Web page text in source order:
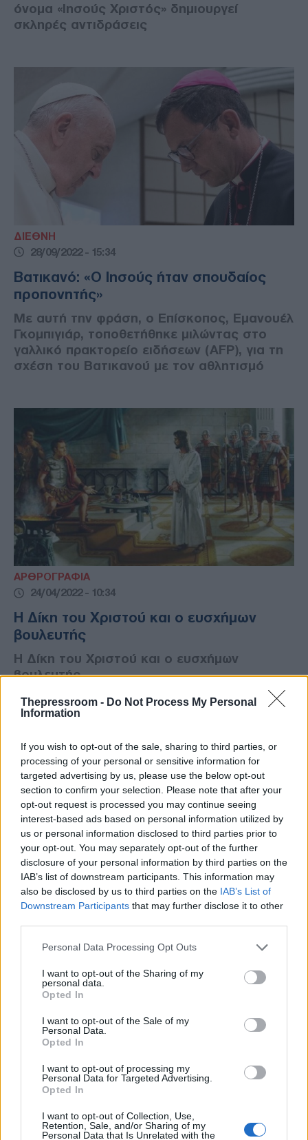
Thepressroom - Do Not Process My Personal
Information
If you wish to opt-out of the sale, sharing to third parties, or
processing of your personal or sensitive information for
targeted advertising by us, please use the below opt-out
section to confirm your selection. Please note that after your
opt-out request is processed you may continue seeing
interest-based ads based on personal information utilized by
us or personal information disclosed to third parties prior to
your opt-out. You may separately opt-out of the further
disclosure of your personal information by third parties on the
IAB’s list of downstream participants. This information may
also be disclosed by us to third parties on the IAB’s List of
Downstream Participants that may further disclose it to other
Please note that this website/app uses one or more Google
not limited to your visit or usage behaviour. You may click to
grant or deny consent to Google and its third-party tags to
use your data for below specified purposes in below Google
consent section.
Personal Data Processing Opt Outs
I want to opt-out of the Sharing of my
personal data.
Opted In
I want to opt-out of the Sale of my
Personal Data.
Opted In
I want to opt-out of processing my
Personal Data for Targeted Advertising.
Opted In
I want to opt-out of Collection, Use,
Retention, Sale, and/or Sharing of my
Personal Data that Is Unrelated with the
όνομα «Ιησούς Χριστός» δημιουργεί
σκληρές αντιδράσεις
ΔΙΕΘΝΗ
28/09/2022 - 15:34
Βατικανό: «Ο Ιησούς ήταν σπουδαίος
προπονητής»
Με αυτή την φράση, ο Επίσκοπος, Εμανουέλ
Γκομπιγιάρ, τοποθετήθηκε μιλώντας στο
γαλλικό πρακτορείο ειδήσεων (AFP), για τη
σχέση του Βατικανού με τον αθλητισμό
ΑΡΘΡΟΓΡΑΦΙΑ
24/04/2022 - 10:34
Η Δίκη του Χριστού και ο ευσχήμων
βουλευτής
Η Δίκη του Χριστού και ο ευσχήμων
βουλευτής
ΕΛΛΑΔΑ
23/04/2022 - 23:02
Χριστός Ανέστη με το μήνυμα της
αισιοδοξίας, της χαράς και της ελπίδας
Χριστός Ανέστη με το μήνυμα της
αισιοδοξίας, της χαράς και της ελπίδας να
μεταλαμπαδεύεται σε όλους μας